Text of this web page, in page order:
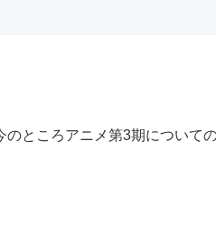
ところアニメ第3期について